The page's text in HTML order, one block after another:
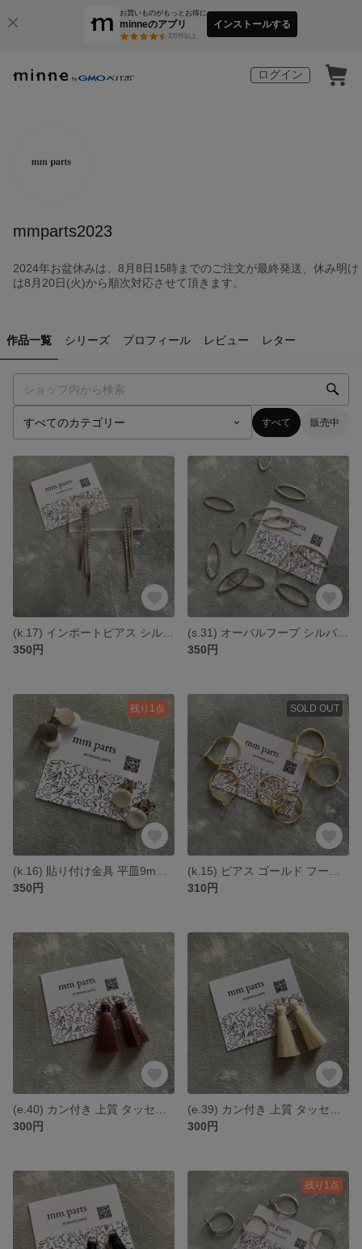
お買いものがもっとお得に
minneのアプリ
3万件以上
インストールする
ログイン
mmparts2023
2024年お盆休みは、8月8日15時までのご注文が最終発送、休み明け
は8月20日(火)から順次対応させて頂きます。
作品一覧 シリーズ プロフィール レビュー レター
すべて 販売中
350円
350円
残り1点
350円
SOLD OUT
310円
300円
300円
残り1点